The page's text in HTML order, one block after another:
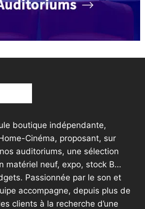
boutique indépendante,
Cinéma, proposant, sur
auditoriums, une sélection
matériel neuf, expo, stock B…
Passionnée par le son et
accompagne, depuis plus de
clients à la recherche d’une